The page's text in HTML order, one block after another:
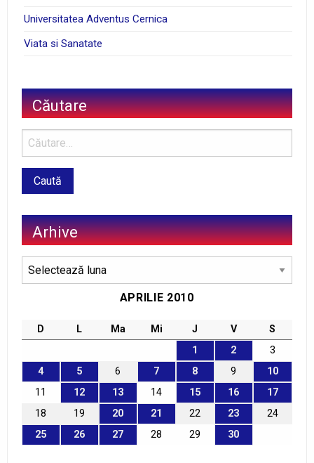
Universitatea Adventus Cernica
Viata si Sanatate
Căutare
Arhive
Arhive
APRILIE 2010
D L Ma Mi J V
S
1
2
3
4
5 6 7 8 9
10
11
12 13 14 15 16
17
18
19 20 21 22 23
24
25
26 27 28 29 30